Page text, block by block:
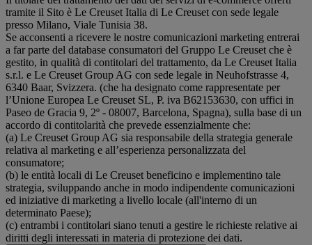
tramite il Sito è Le Creuset Italia di Le Creuset con sede legale
presso Milano, Viale Tunisia 38.
Se acconsenti a ricevere le nostre comunicazioni marketing entrerai
a far parte del database consumatori del Gruppo Le Creuset che è
gestito, in qualità di contitolari del trattamento, da Le Creuset Italia
s.r.l. e Le Creuset Group AG con sede legale in Neuhofstrasse 4,
6340 Baar, Svizzera. (che ha designato come rappresentate per
l’Unione Europea Le Creuset SL, P. iva B62153630, con uffici in
Paseo de Gracia 9, 2º - 08007, Barcelona, Spagna), sulla base di un
accordo di contitolarità che prevede essenzialmente che:
(a) Le Creuset Group AG sia responsabile della strategia generale
relativa al marketing e all’esperienza personalizzata del
consumatore;
(b) le entità locali di Le Creuset beneficino e implementino tale
strategia, sviluppando anche in modo indipendente comunicazioni
ed iniziative di marketing a livello locale (all'interno di un
determinato Paese);
(c) entrambi i contitolari siano tenuti a gestire le richieste relative ai
diritti degli interessati in materia di protezione dei dati.